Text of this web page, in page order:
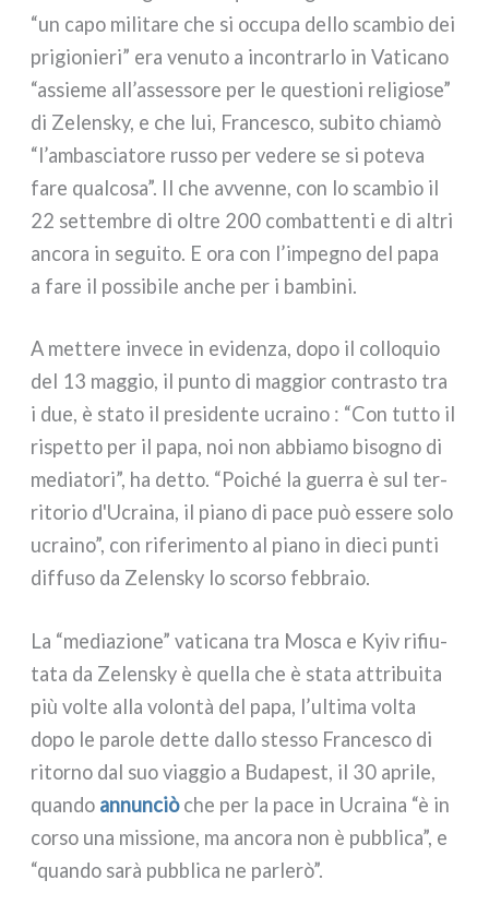
“un capo mili­ta­re che si occu­pa del­lo scam­bio dei
pri­gio­nie­ri” era venu­to a incon­trar­lo in Vaticano
“assie­me all’assessore per le que­stio­ni reli­gio­se”
di Zelensky, e che lui, Francesco, subi­to chia­mò
“l’ambasciatore rus­so per vede­re se si pote­va
fare qual­co­sa”. Il che avven­ne, con lo scam­bio il
22 set­tem­bre di oltre 200 com­bat­ten­ti e di altri
anco­ra in segui­to. E ora con l’impegno del papa
a fare il pos­si­bi­le anche per i bam­bi­ni.
A met­te­re inve­ce in evi­den­za, dopo il col­lo­quio
del 13 mag­gio, il pun­to di mag­gior con­tra­sto tra
i due, è sta­to il pre­si­den­te ucrai­no : “Con tut­to il
rispet­to per il papa, noi non abbia­mo biso­gno di
media­to­ri”, ha det­to. “Poiché la guer­ra è sul ter­
ri­to­rio d'Ucraina, il pia­no di pace può esse­re solo
ucrai­no”, con rife­ri­men­to al pia­no in die­ci pun­ti
dif­fu­so da Zelensky lo scor­so feb­bra­io.
La “media­zio­ne” vati­ca­na tra Mosca e Kyiv rifiu­
ta­ta da Zelensky è quel­la che è sta­ta attri­bui­ta
più vol­te alla volon­tà del papa, l’ultima vol­ta
dopo le paro­le det­te dal­lo stes­so Francesco di
ritor­no dal suo viag­gio a Budapest, il 30 apri­le,
quan­do annun­ciòche per la pace in Ucraina “è in
cor­so una mis­sio­ne, ma anco­ra non è pub­bli­ca”, e
“quan­do sarà pub­bli­ca ne par­le­rò”.